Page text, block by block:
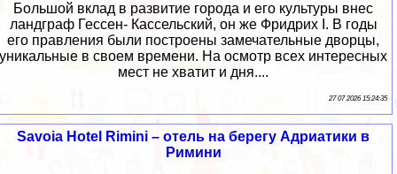
Большой вклад в развитие города и его культуры внес
ландграф Гессен- Кассельский, он же Фридрих I. В годы
его правления были построены замечательные дворцы,
уникальные в своем времени. На осмотр всех интересных
мест не хватит и дня....
27 07 2026 15:24:35
Savoia Hotel Rimini – отель на берегу Адриатики в
Римини